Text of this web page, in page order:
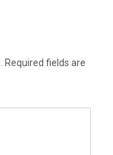
Required fields are